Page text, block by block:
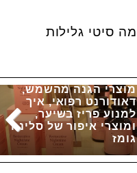
מוצרי הגנה מהשמש,
דאודורנט רפואי, איך
למנוע פריז בשיער,
ומוצרי איפור של סלינה
גומז